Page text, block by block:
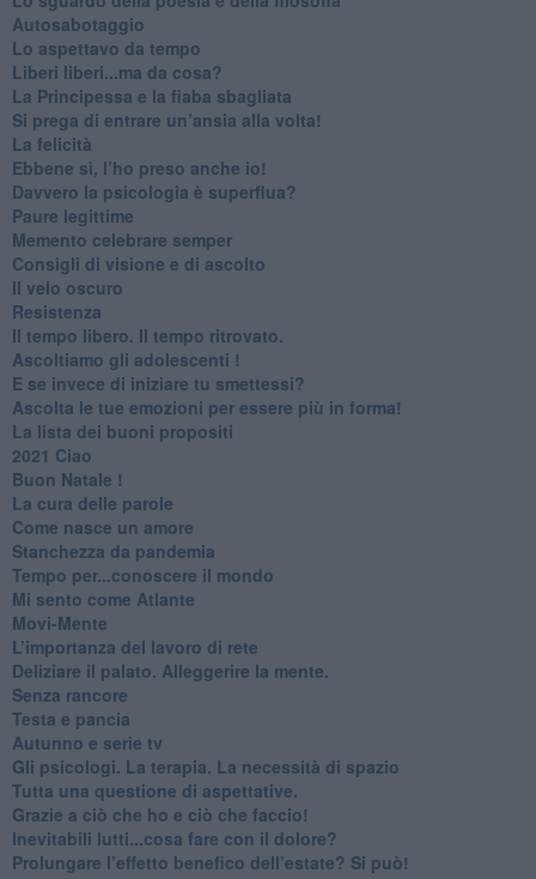
Autosabotaggio
​Lo aspettavo da tempo
​Liberi liberi...ma da cosa?
​La Principessa e la fiaba sbagliata
Si prega di entrare un’ansia alla volta!
​La felicità
​Ebbene sì, l’ho preso anche io!
​Davvero la psicologia è superflua?
Paure legittime
​Memento celebrare semper
​Consigli di visione e di ascolto
​Il velo oscuro
Resistenza
​Il tempo libero. Il tempo ritrovato.
Ascoltiamo gli adolescenti !
​E se invece di iniziare tu smettessi?
​Ascolta le tue emozioni per essere più in forma!
​La lista dei buoni propositi
2021 Ciao
Buon Natale !
​La cura delle parole
​Come nasce un amore
Stanchezza da pandemia
​Tempo per...conoscere il mondo
​Mi sento come Atlante
​Movi-Mente
​L’importanza del lavoro di rete
​Deliziare il palato. Alleggerire la mente.
​Senza rancore
​Testa e pancia
​Autunno e serie tv
​Gli psicologi. La terapia. La necessità di spazio
​Tutta una questione di aspettative.
​Grazie a ciò che ho e ciò che faccio!
​Inevitabili lutti...cosa fare con il dolore?
Prolungare l’effetto benefico dell’estate? Si può!